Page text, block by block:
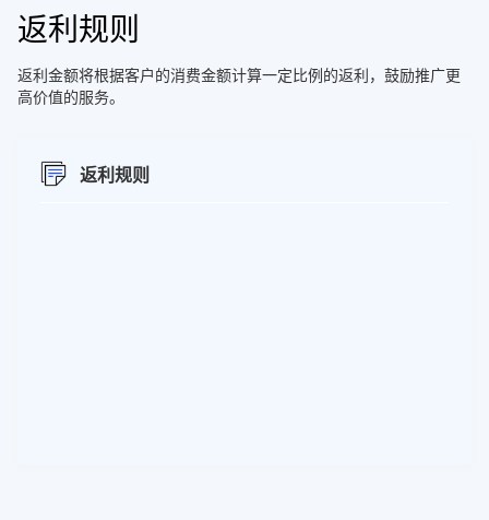
返利规则
返利金额将根据客户的消费金额计算一定比例的返利，鼓励推广更
高价值的服务。
返利规则